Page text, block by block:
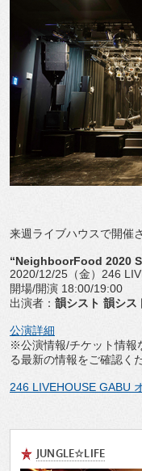
来週ライブハウスで開催
“NeighboorFood 2020
2020/12/25（金）246
開場/開演 18:00/19:00
出演者： 韻シスト 韻シス
公演詳細
※公演情報/チケット情報
る最新の情報をご確認く
246 LIVEHOUSE GABU